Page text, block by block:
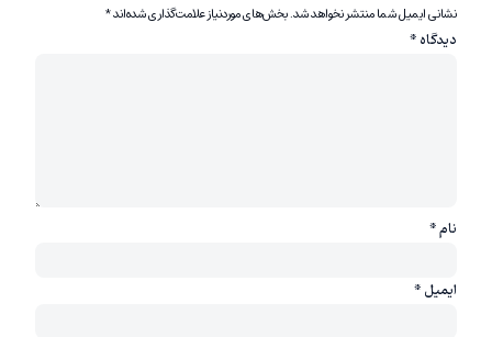
نشانی ایمیل شما منتشر نخواهد شد.بخش‌های موردنیاز علامت‌گذاری شده‌اند*
دیدگاه*
نام*
ایمیل*